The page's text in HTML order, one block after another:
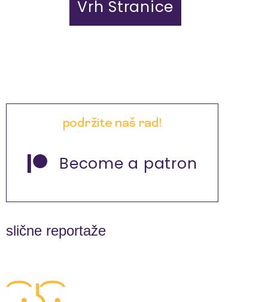
Vrh Stranice
podržite naš rad!
Become a patron
slične reportaže